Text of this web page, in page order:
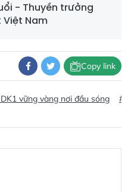
- Thuyền trưởng
Nam
Copy link
vững vàng nơi đầu sóng